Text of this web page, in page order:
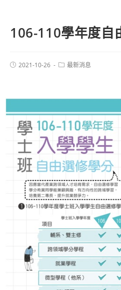
106-110學年度自
2021-10-26 最新消息